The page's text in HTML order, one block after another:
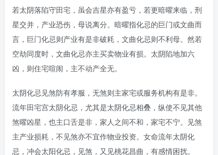
若太阴落陷守田宅，虽会吉星亦有盈亏，若更暗曜来临，刑
星交并，产业恐伤，母说离分。暗曜指化忌的巨门或文曲而
言，巨门化忌则产业有是非破耗，文曲化忌则不利母。然若
空劫同度时，文曲化忌亦主买卖物业有损。太阴陷地加六
凶，则住宅喧闹，主不动产全无。
太阴化忌见煞防有孝服，无煞则主家宅或服务机构有是非。
流年田宅宫太阴化忌，尤其是太阴化忌相叠，纵使不见其他
煞曜凶星，也主口舌是非，家人之间不和，家宅不宁。见煞
主产业损耗，不见煞亦不宜作物业投资。女命流年太阴化
忌，冲会太阳化忌，见煞，又见桃花昌曲，有感情困扰。